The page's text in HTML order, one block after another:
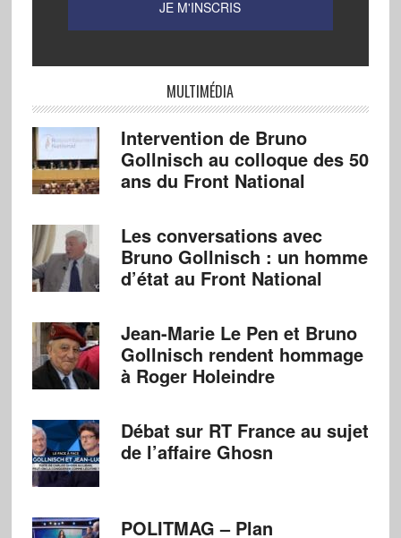
MULTIMÉDIA
Intervention de Bruno
Gollnisch au colloque des 50
ans du Front National
Les conversations avec
Bruno Gollnisch : un homme
d’état au Front National
Jean-Marie Le Pen et Bruno
Gollnisch rendent hommage
à Roger Holeindre
Débat sur RT France au sujet
de l’affaire Ghosn
POLITMAG – Plan